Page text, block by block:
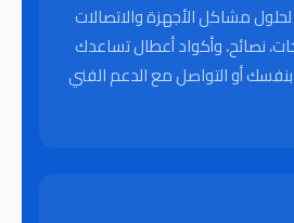
مشاكل الأجهزة والاتصالات
نصائح، وأكواد أعطال تساعدك
أو التواصل مع الدعم الفني